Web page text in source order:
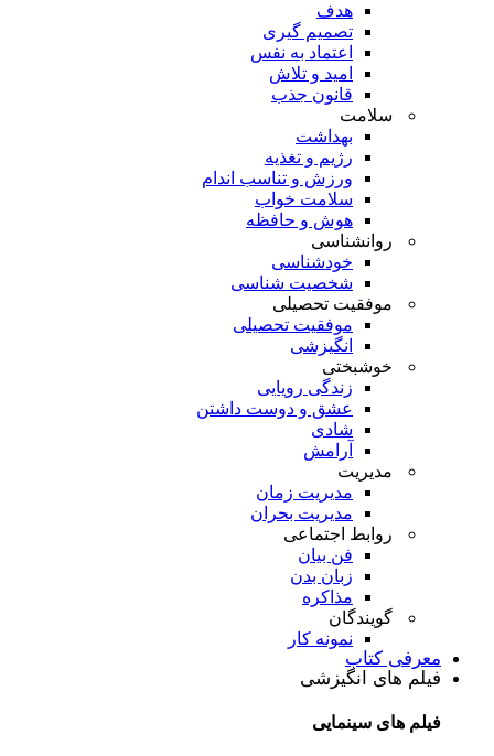
هدف
تصمیم گیری
اعتماد به نفس
امید و تلاش
قانون جذب
سلامت
بهداشت
رژیم و تغذیه
ورزش و تناسب اندام
سلامت خواب
هوش و حافظه
روانشناسی
خودشناسی
شخصیت شناسی
موفقیت تحصیلی
موفقیت تحصیلی
انگیزشی
خوشبختی
زندگی رویایی
عشق و دوست داشتن
شادی
آرامش
مدیریت
مدیریت زمان
مدیریت بحران
روابط اجتماعی
فن بیان
زبان بدن
مذاکره
گویندگان
نمونه کار
معرفی کتاب
فیلم های انگیزشی
فیلم های سینمایی